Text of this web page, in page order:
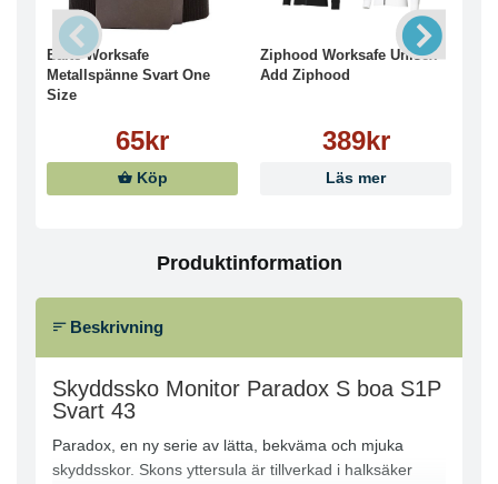
Bälte Worksafe
Metallspänne Svart One
Size
65kr
Köp
Ziphood Worksafe Unisex
Add Ziphood
389kr
Läs mer
Produktinformation
Beskrivning
Skyddssko Monitor Paradox S boa S1P
Svart 43
Paradox, en ny serie av lätta, bekväma och mjuka
skyddsskor. Skons yttersula är tillverkad i halksäker